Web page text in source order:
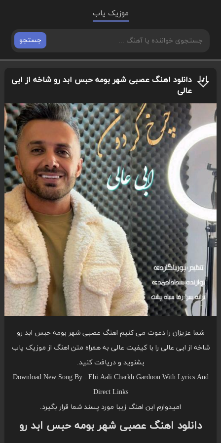
موزیک یاب
جستجو
دانلود اهنگ عصبی شهر بومه حبس ابد رو شاخه از ابی
عالی
شما عزیزان را دعوت می کنیم اهنگ عصبی شهر بومه حبس ابد رو
شاخه از ابی عالی را با کیفیت عالی به همراه متن اهنگ از موزیک یاب
بشنوید و دریافت کنید.
Download New Song By : Ebi Aali Charkh Gardoon With Lyrics And
Direct Links
امیدوارم این اهنگ زیبا مورد پسند شما قرار بگیرد.
دانلود اهنگ عصبی شهر بومه حبس ابد رو